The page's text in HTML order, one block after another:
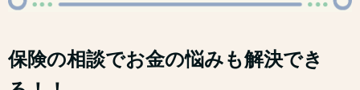
保険の相談でお金の悩みも解決でき